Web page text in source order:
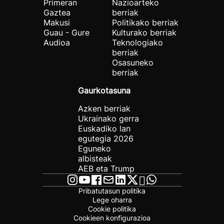
Primeran
Gaztea
Makusi
Guau - Gure
Audioa
Nazioarteko
berriak
Politikako berriak
Kulturako berriak
Teknologiako
berriak
Osasuneko
berriak
Gaurkotasuna
Azken berriak
Ukrainako gerra
Euskadiko lan
egutegia 2026
Eguneko
albisteak
AEB eta Trump
Pribatutasun politika
Lege oharra
Cookie politika
Cookieen konfigurazioa